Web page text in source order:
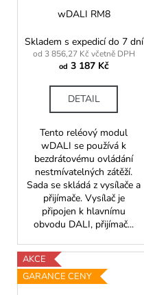
wDALI RM8
Skladem s expedicí do 7 dní
od 3 856,27 Kč včetně DPH
od 3 187 Kč
DETAIL
Tento reléový modul
wDALI se používá k
bezdrátovému ovládání
nestmívatelných zátěží.
Sada se skládá z vysílače a
přijímače. Vysílač je
připojen k hlavnímu
obvodu DALI, přijímač...
AKCE
GARANCE CENY